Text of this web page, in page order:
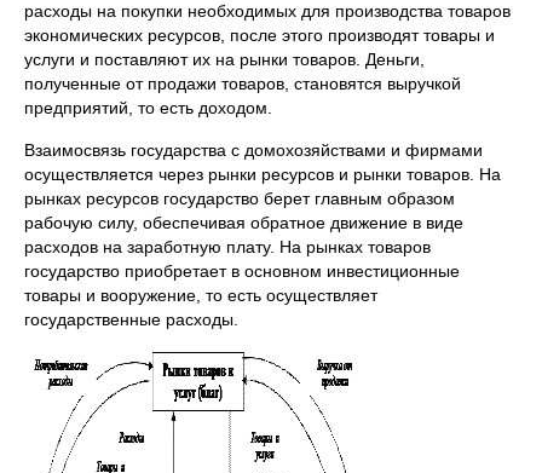
расходы на покупки необходимых для производства товаров
экономических ресурсов, после этого производят товары и
услуги и поставляют их на рынки товаров. Деньги,
полученные от продажи товаров, становятся выручкой
предприятий, то есть доходом.
Взаимосвязь государства с домохозяйствами и фирмами
осуществляется через рынки ресурсов и рынки товаров. На
рынках ресурсов государство берет главным образом
рабочую силу, обеспечивая обратное движение в виде
расходов на заработную плату. На рынках товаров
государство приобретает в основном инвестиционные
товары и вооружение, то есть осуществляет
государственные расходы.